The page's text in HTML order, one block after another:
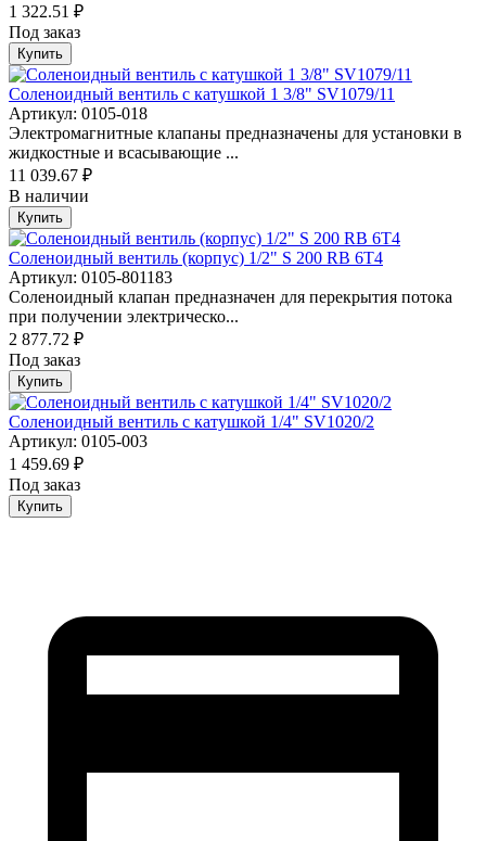
1 322.51 ₽
Под заказ
Купить
Соленоидный вентиль с катушкой 1 3/8" SV1079/11
Артикул: 0105-018
Электромагнитные клапаны предназначены для установки в
жидкостные и всасывающие ...
11 039.67 ₽
В наличии
Купить
Соленоидный вентиль (корпус) 1/2" S 200 RB 6Т4
Артикул: 0105-801183
Соленоидный клапан предназначен для перекрытия потока
при получении электрическо...
2 877.72 ₽
Под заказ
Купить
Соленоидный вентиль с катушкой 1/4" SV1020/2
Артикул: 0105-003
1 459.69 ₽
Под заказ
Купить